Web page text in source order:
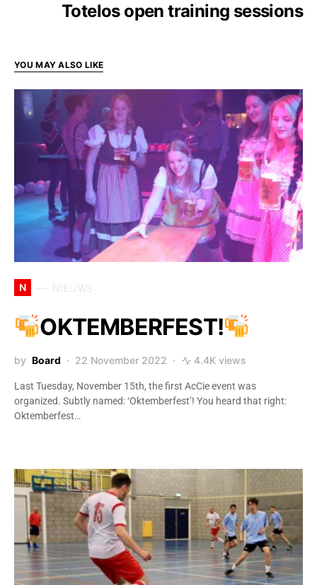
Totelos open training sessions
YOU MAY ALSO LIKE
N NIEUWS
OKTEMBERFEST!
by Board 22 November 2022 4.4K views
Last Tuesday, November 15th, the first AcCie event was
organized. Subtly named: ‘Oktemberfest’! You heard that right:
Oktemberfest…